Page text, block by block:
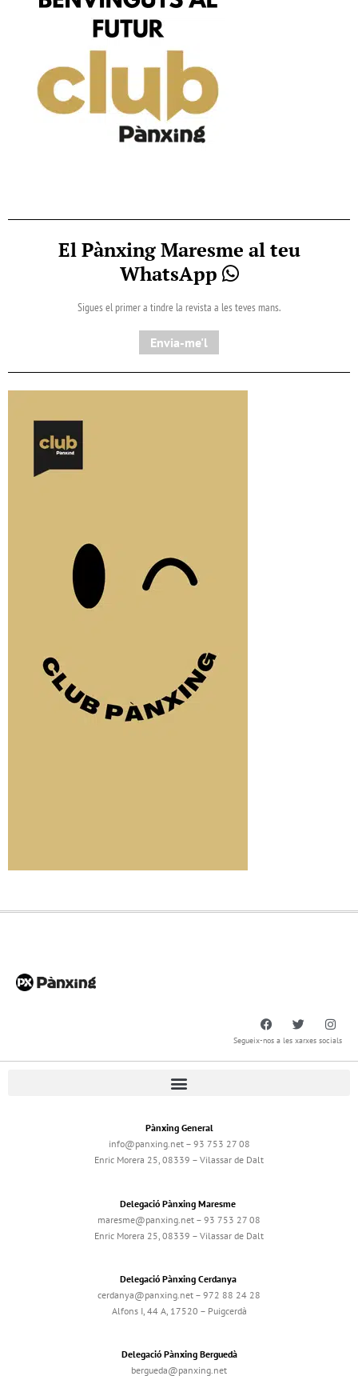
El Pànxing Maresme al teu
WhatsApp
Sigues el primer a tindre la revista a les teves mans.
Envia-me'l
Segueix-nos a les xarxes socials
Pànxing General
info@panxing.net – 93 753 27 08
Enric Morera 25, 08339 – Vilassar de Dalt
Delegació Pànxing Maresme
maresme@panxing.net – 93 753 27 08
Enric Morera 25, 08339 – Vilassar de Dalt
Delegació Pànxing Cerdanya
cerdanya@panxing.net – 972 88 24 28
Alfons I, 44 A, 17520 – Puigcerdà
Delegació Pànxing Berguedà
bergueda@panxing.net